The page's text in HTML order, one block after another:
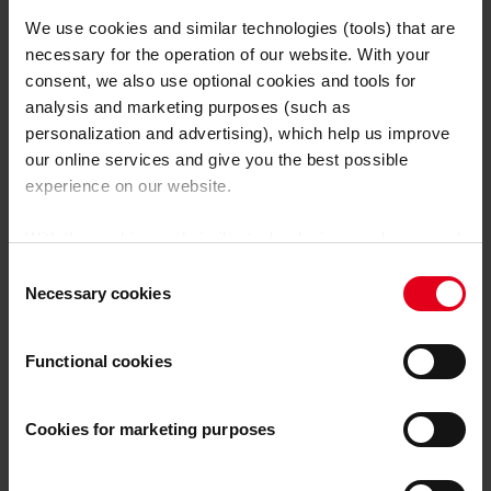
We use cookies and similar technologies (tools) that are
necessary for the operation of our website. With your
consent, we also use optional cookies and tools for
analysis and marketing purposes (such as
personalization and advertising), which help us improve
our online services and give you the best possible
experience on our website.
With the cookies and similar technologies used, personal
providers. Third-party providers also include Google LLC,
YouTube LLC and Meta Platforms, Inc., which are based
in the USA, so that data transfers to the USA cannot be
ruled out.The USA is not certified by the European
protection.There is a risk that your data may be subject
to access by US authorities for control and monitoring
Selection
Necessary cookies
Functional cookies
Cookies for marketing purposes
Orientamento ottimale dei
pannelli solari: i consigli